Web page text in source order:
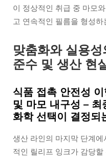
이 정상적인 취급 중 마모
고 연속적인 필름을 형성하
맞춤화와 실용
준수 및 생산 현
식품 접촉 안전성
및 마모 내구성 –
화학 선택이 결정되
생산 라인의 마지막 단계
적인 릴리프 잉크가 감당